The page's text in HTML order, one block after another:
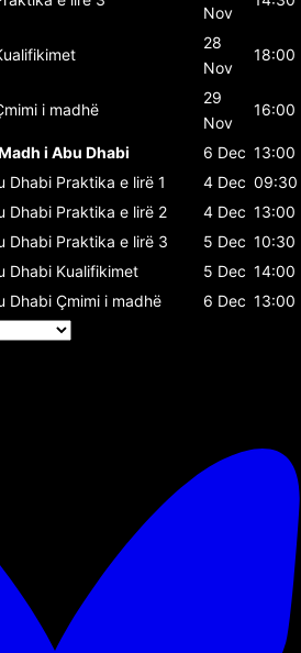
Nov
28
Nov
18:00
i madhë
29
Nov
16:00
i Abu Dhabi 6 Dec 13:00
Dhabi Praktika e lirë 1 4 Dec 09:30
Dhabi Praktika e lirë 2 4 Dec 13:00
Dhabi Praktika e lirë 3 5 Dec 10:30
Dhabi Kualifikimet 5 Dec 14:00
Dhabi Çmimi i madhë 6 Dec 13:00